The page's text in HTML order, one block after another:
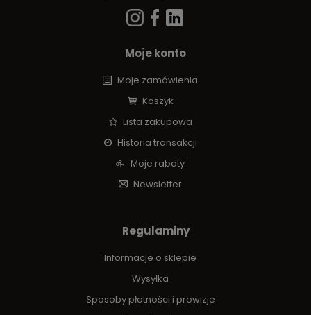
Moje konto
Moje zamówienia
Koszyk
Lista zakupowa
Historia transakcji
Moje rabaty
Newsletter
Regulaminy
Informacje o sklepie
Wysyłka
Sposoby płatności i prowizje